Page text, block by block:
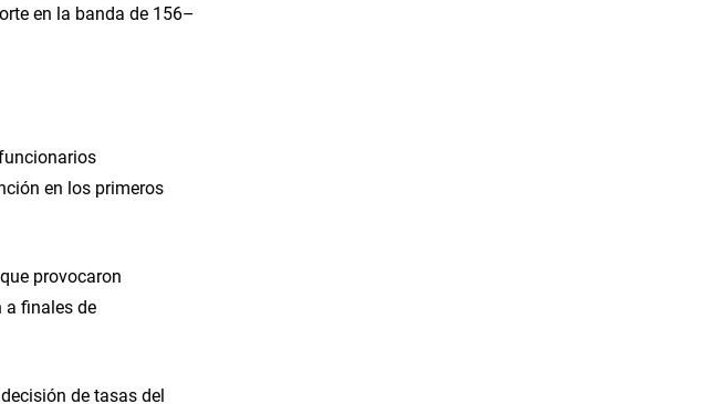
en la banda de 156–
en los primeros
provocaron
a finales de
de tasas del